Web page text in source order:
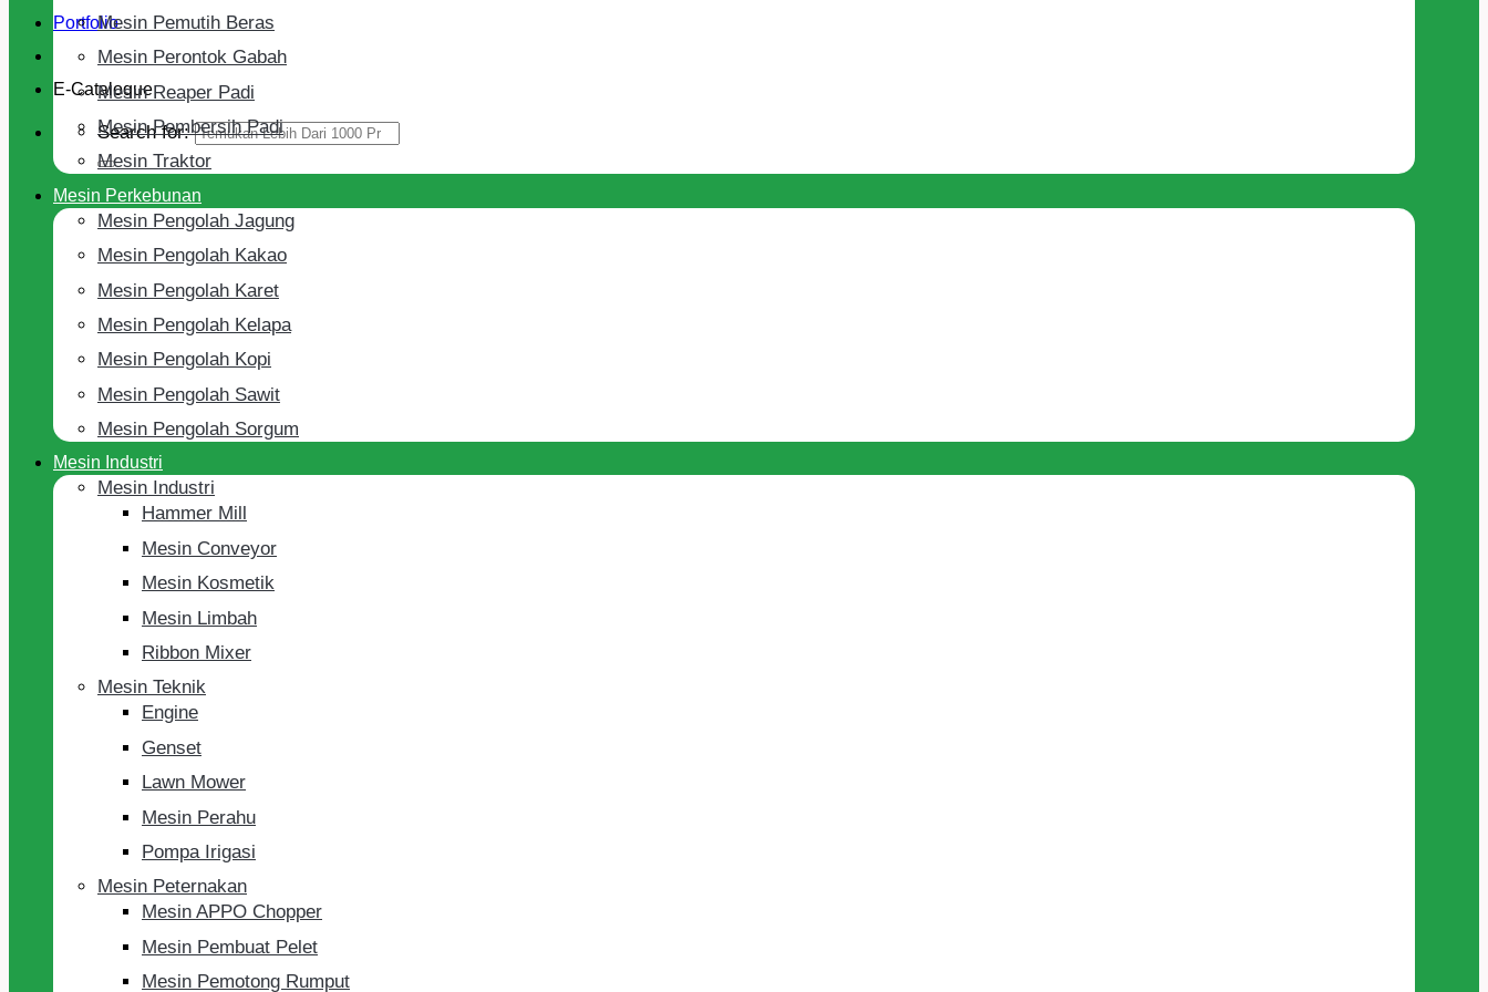
Portfolio
E-Cataloque
Search for:
Mesin Pemutih Beras
Mesin Perontok Gabah
Mesin Reaper Padi
Mesin Pembersih Padi
Mesin Traktor
Mesin Perkebunan
Mesin Pengolah Jagung
Mesin Pengolah Kakao
Mesin Pengolah Karet
Mesin Pengolah Kelapa
Mesin Pengolah Kopi
Mesin Pengolah Sawit
Mesin Pengolah Sorgum
Mesin Industri
Mesin Industri
Hammer Mill
Mesin Conveyor
Mesin Kosmetik
Mesin Limbah
Ribbon Mixer
Mesin Teknik
Engine
Genset
Lawn Mower
Mesin Perahu
Pompa Irigasi
Mesin Peternakan
Mesin APPO Chopper
Mesin Pembuat Pelet
Mesin Pemotong Rumput